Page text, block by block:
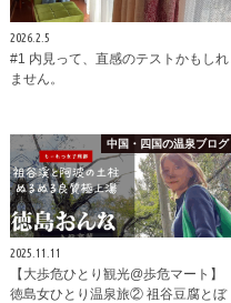
2026.2.5
#1 内見って、直感のテストかもしれ
ません。
中国・四国の温泉ブログ
2025.11.11
【大歩危ひとり観光@歩危マート】
徳島女ひとり温泉旅② 祖谷豆腐とぼ